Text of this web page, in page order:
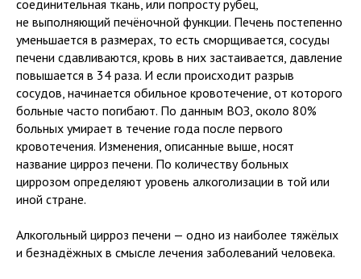
соединительная ткань, или попросту рубец,
не выполняющий печёночной функции. Печень постепенно
уменьшается в размерах, то есть сморщивается, сосуды
печени сдавливаются, кровь в них застаивается, давление
повышается в 34 раза. И если происходит разрыв
сосудов, начинается обильное кровотечение, от которого
больные часто погибают. По данным ВОЗ, около 80%
больных умирает в течение года после первого
кровотечения. Изменения, описанные выше, носят
название цирроз печени. По количеству больных
циррозом определяют уровень алкоголизации в той или
иной стране.
Алкогольный цирроз печени — одно из наиболее тяжёлых
и безнадёжных в смысле лечения заболеваний человека.